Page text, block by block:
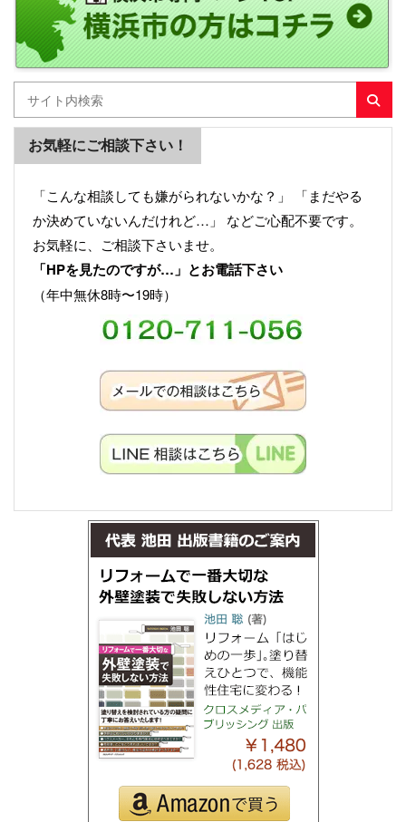
お気軽にご相談下さい！
「こんな相談しても嫌がられないかな？」 「まだやる
か決めていないんだけれど…」 などご心配不要です。
お気軽に、ご相談下さいませ。
「HPを見たのですが…」とお電話下さい
（年中無休8時〜19時）